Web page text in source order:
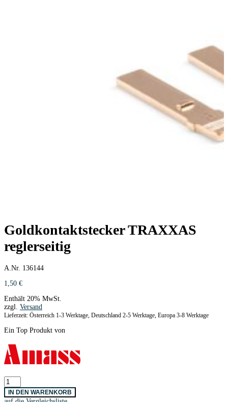
Goldkontaktstecker TRAXXAS
reglerseitig
A.Nr. 136144
1,50 €
Enthält 20% MwSt.
zzgl. Versand
Lieferzeit: Österreich 1-3 Werktage, Deutschland 2-5 Werktage, Europa 3-8 Werktage
Ein Top Produkt von
Goldkontaktstecker
TRAXXAS
reglerseitig
IN DEN WARENKORB